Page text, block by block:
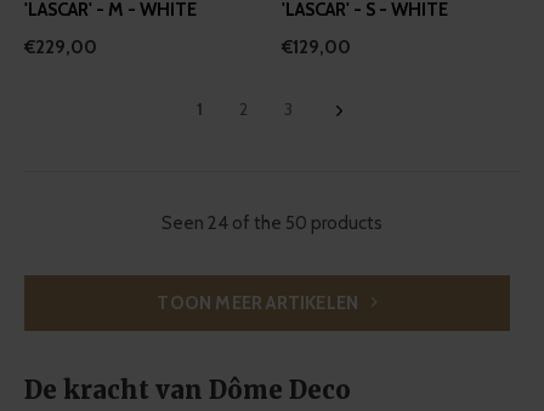
'LASCAR' - M - WHITE
€229,00
'LASCAR' - S - WHITE
€129,00
1 2 3
Seen 24 of the 50 products
TOON MEER ARTIKELEN
De kracht van Dôme Deco